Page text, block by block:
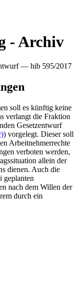
- Archiv
— hib 595/2017
soll es künftig keine
verlangt die Fraktion
Gesetzentwurf
) vorgelegt. Dieser soll
Arbeitnehmerrechte
verboten werden,
allein der
dienen. Auch die
geplanten
nach dem Willen der
durch ein